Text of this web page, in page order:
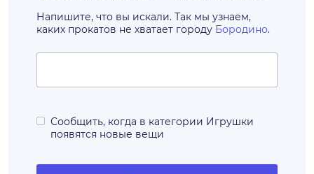
Напишите, что вы искали. Так мы узнаем,
каких прокатов не хватает городу Бородино.
Сообщить, когда в категории Игрушки
появятся новые вещи